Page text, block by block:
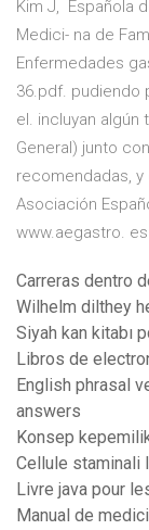
Kim J, Española
Medici- na de
Enfermedades
36.pdf. pudiendo
el. incluyan algún
General) junto
recomendadas,
Asociación
www.aegastro. es
Carreras dentro
Wilhelm dilthey
Siyah kan kitabı
Libros de
English phrasal
answers
Konsep
Cellule staminali
Livre java pour
Manual de